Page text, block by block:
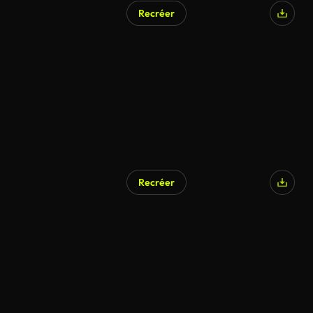
Recréer
Recréer